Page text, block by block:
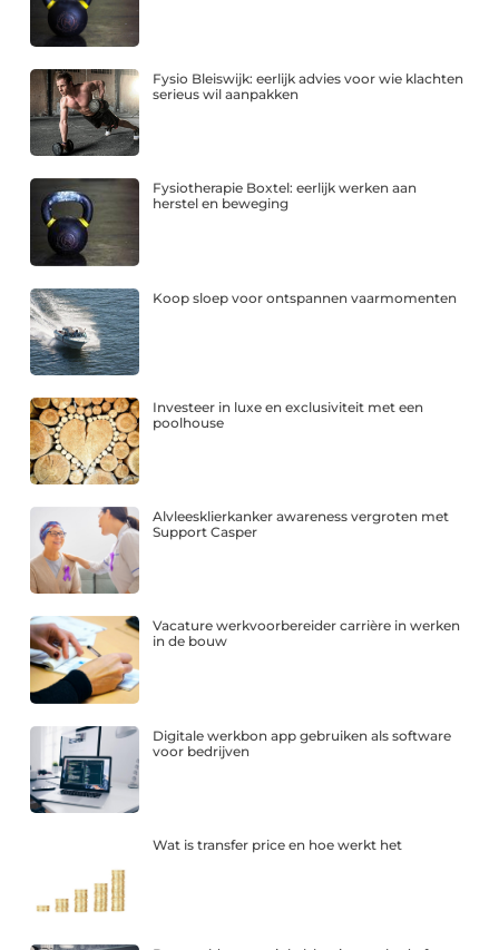
Fysio Bleiswijk: eerlijk advies voor wie klachten
serieus wil aanpakken
Fysiotherapie Boxtel: eerlijk werken aan
herstel en beweging
Koop sloep voor ontspannen vaarmomenten
Investeer in luxe en exclusiviteit met een
poolhouse
Alvleesklierkanker awareness vergroten met
Support Casper
Vacature werkvoorbereider carrière in werken
in de bouw
Digitale werkbon app gebruiken als software
voor bedrijven
Wat is transfer price en hoe werkt het